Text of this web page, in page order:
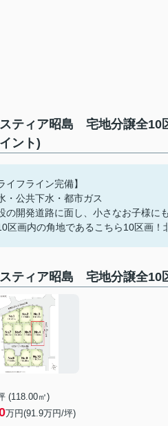
ティア昭島 宅地分譲全
ント)
イフライン完備】
・公共下水・都市ガス
の開発道路に面し、小さなお子様に
区画内の角地であるこちら10区画
ティア昭島 宅地分譲全
(118.00㎡)
万円(91.9万円/坪)